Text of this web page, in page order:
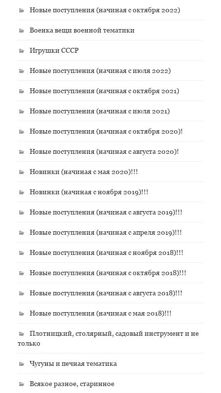
Новые поступления (начиная с октября 2022)
Военка вещи военной тематики
Игрушки СССР
Новые поступления (начиная с июля 2022)
Новые поступления (начиная с октября 2021)
Новые поступления (начиная с июля 2021)
Новые поступления (начиная с октября 2020)!
Новые поступления (начиная с августа 2020)!
Новинки (начиная с мая 2020)!!!
Новинки (начиная с ноября 2019)!!!
Новые поступления (начиная с августа 2019)!!!
Новые поступления (начиная с апреля 2019)!!!
Новые поступления (начиная с ноября 2018)!!!
Новые поступления (начиная с октября 2018)!!!
Новые поступления (начиная с августа 2018)!!!
Новые поступления (начиная с мая 2018)!!!
Плотницкий, столярный, садовый инструмент и не
только
Чугуны и печная тематика
Всякое разное, старинное